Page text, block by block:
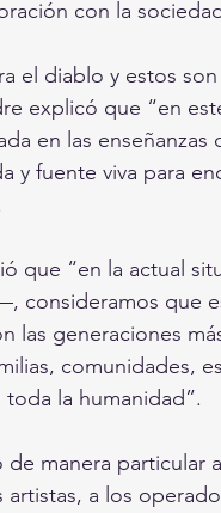
con la
el diablo y estos
explicó que “en
en las
y fuente viva para
que “en la actual
consideramos que
las generaciones
comunidades,
la humanidad”.
de manera particular
a los